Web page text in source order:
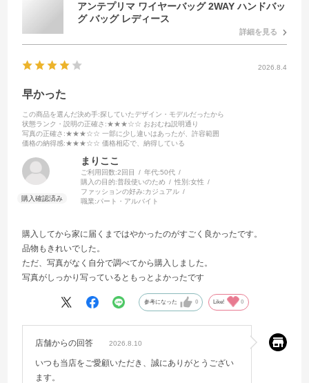
アンテプリマ ワイヤーバッグ 2WAY ハンドバッ
グ バッグ レディース
詳細を見る
2026.8.4
早かった
この商品を選んだ決め手:探していたデザイン・モデルだったから
状態ランク・説明の正確さ :★★★☆☆ おおむね説明通り
写真の正確さ :★★★☆☆ 一部に少し違いはあったが、許容範囲
価格の納得感:★★★☆☆ 価格相応で、納得している
まりここ
ご利用回数:2回目 年代:50代
購入の目的:普段使いのため 性別:女性
ファッションの好み:カジュアル
職業:パート・アルバイト
購入してから家に届くまではやかったのがすごく良かったです。
品物もきれいでした。
ただ、写真がなく自分で調べてから購入しました。
写真がしっかり写っているともっとよかったです
参考になった 0 Like! 0
店舗からの回答 2026.8.10
いつも当店をご愛顧いただき、誠にありがとうござい
ます。